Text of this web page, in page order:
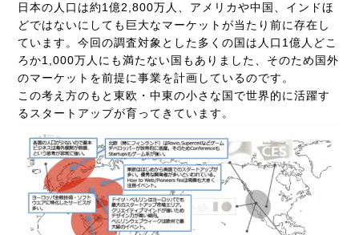
日本の人口は約1億2,800万人、アメリカや中国、インドほ
どではないにしても巨大なマーケットが当たり前に存在し
ています。今回の調査対象とした多くの国は人口1億人どこ
ろか1,000万人にも満たない国もありました、そのため国外
のマーケットを前提に事業を計画しているのです。
この考え方のもと東欧・中東の小さな国で世界的に活躍す
るスタートアップが育ってきています。